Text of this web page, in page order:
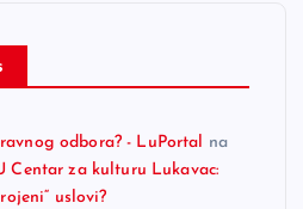
odbora? - LuPortal na
Centar za kulturu Lukavac:
uslovi?